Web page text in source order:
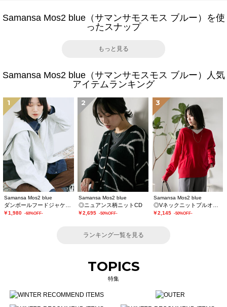
Samansa Mos2 blue（サマンサモスモス ブルー）を使
ったスナップ
もっと見る
Samansa Mos2 blue（サマンサモスモス ブルー）人気
アイテムランキング
1
Samansa Mos2 blue
￥1,980 -60%OFF-
2
Samansa Mos2 blue
◎ニュアンス柄ニットCD
￥2,695 -50%OFF-
3
Samansa Mos2 blue
￥2,145 -50%OFF-
ランキング一覧を見る
TOPICS
特集